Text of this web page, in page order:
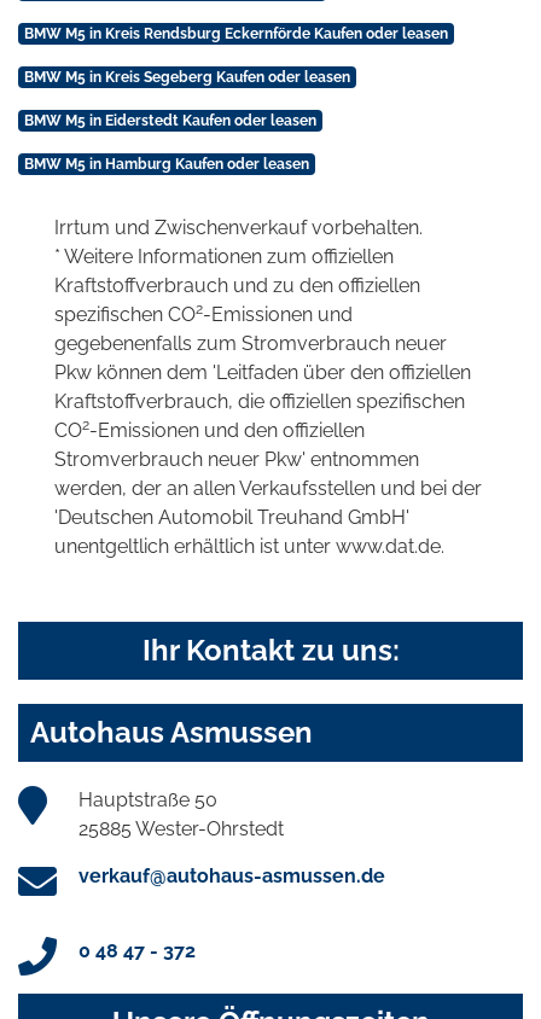
BMW M5 in Kreis Rendsburg Eckernförde Kaufen oder leasen
BMW M5 in Kreis Segeberg Kaufen oder leasen
BMW M5 in Eiderstedt Kaufen oder leasen
BMW M5 in Hamburg Kaufen oder leasen
Irrtum und Zwischenverkauf vorbehalten.
* Weitere Informationen zum offiziellen
Kraftstoffverbrauch und zu den offiziellen
spezifischen CO2-Emissionen und
gegebenenfalls zum Stromverbrauch neuer
Pkw können dem 'Leitfaden über den offiziellen
Kraftstoffverbrauch, die offiziellen spezifischen
CO2-Emissionen und den offiziellen
Stromverbrauch neuer Pkw' entnommen
werden, der an allen Verkaufsstellen und bei der
'Deutschen Automobil Treuhand GmbH'
unentgeltlich erhältlich ist unter www.dat.de.
Ihr Kontakt zu uns:
Autohaus Asmussen
Hauptstraße 50
25885 Wester-Ohrstedt
verkauf@autohaus-asmussen.de
0 48 47 - 372